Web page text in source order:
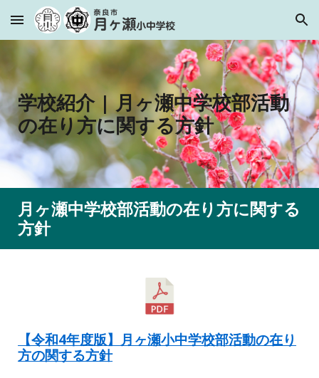
Skip to main content Skip to navigation
学校紹介|月ヶ瀬中学校部活動
の在り方に関する方針
月ヶ瀬中学校部活動の在り方に関する
方針
【令和4年度版】月ヶ瀬小中学校部活動の在り
方の関する方針